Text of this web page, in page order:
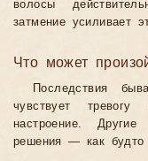
волосы
затмение усиливает
Что может
Последствия
чувствует
настроение.
решения — как будто